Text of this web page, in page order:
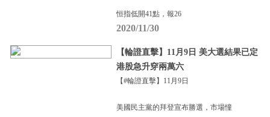
恒指低開41點，報26
2020/11/30
【輪證直擊】11月9日 美大選結果已定
港股急升穿兩萬六
【#輪證直擊】11月9日
美國民主黨的拜登宣布勝選，市場憧